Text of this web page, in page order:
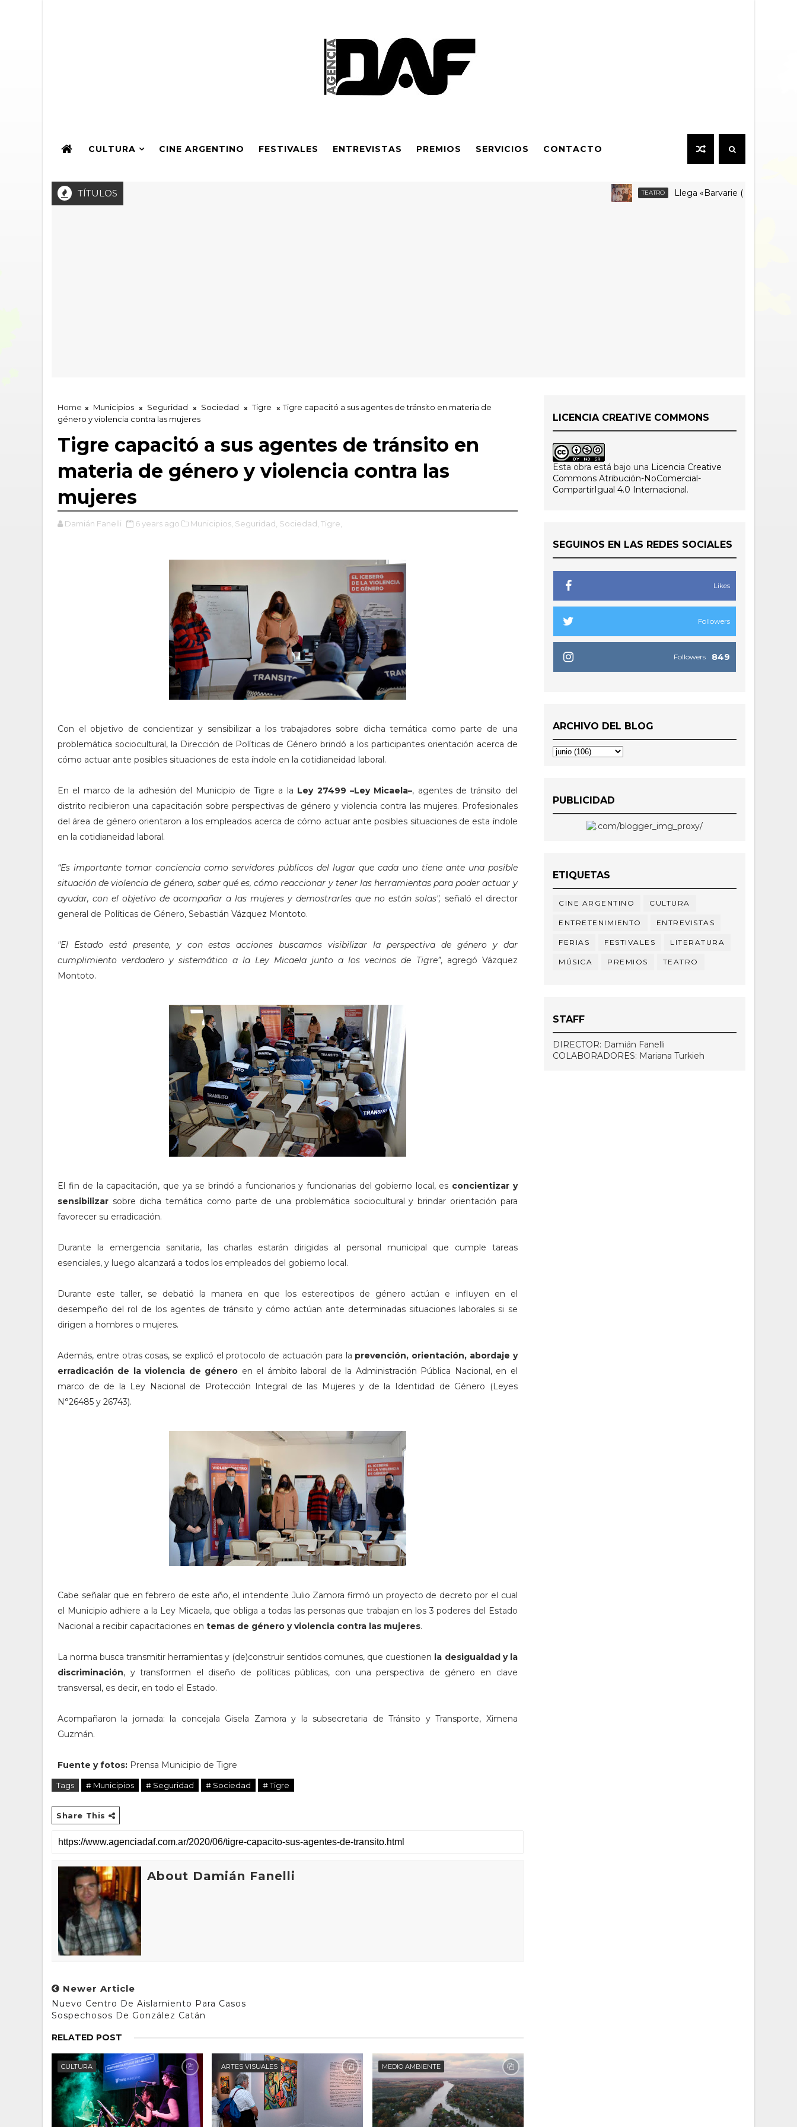
CULTURA CINE ARGENTINO FESTIVALES ENTREVISTAS PREMIOS SERVICIOS CONTACTO
TÍTULOS TEATRO Llega «Barvarie (con v corta)» a
Home Municipios Seguridad Sociedad Tigre
Tigre capacitó a sus agentes de tránsito en materia de
género y violencia contra las mujeres
Tigre capacitó a sus agentes de tránsito en
materia de género y violencia contra las
mujeres
Damián Fanelli 6 years ago Municipios, Seguridad, Sociedad, Tigre,
Con el objetivo de concientizar y sensibilizar a los trabajadores sobre dicha temática como parte de una
problemática sociocultural, la Dirección de Políticas de Género brindó a los participantes orientación acerca de
cómo actuar ante posibles situaciones de esta índole en la cotidianeidad laboral.
En el marco de la adhesión del Municipio de Tigre a la Ley 27499 –Ley Micaela–, agentes de tránsito del
distrito recibieron una capacitación sobre perspectivas de género y violencia contra las mujeres. Profesionales
del área de género orientaron a los empleados acerca de cómo actuar ante posibles situaciones de esta índole
en la cotidianeidad laboral.
“Es importante tomar conciencia como servidores públicos del lugar que cada uno tiene ante una posible
situación de violencia de género, saber qué es, cómo reaccionar y tener las herramientas para poder actuar y
ayudar, con el objetivo de acompañar a las mujeres y demostrarles que no están solas", señaló el director
general de Políticas de Género, Sebastián Vázquez Montoto.
"El Estado está presente, y con estas acciones buscamos visibilizar la perspectiva de género y dar
cumplimiento verdadero y sistemático a la Ley Micaela junto a los vecinos de Tigre”, agregó Vázquez
Montoto.
El fin de la capacitación, que ya se brindó a funcionarios y funcionarias del gobierno local, es concientizar y
sensibilizar sobre dicha temática como parte de una problemática sociocultural y brindar orientación para
favorecer su erradicación.
Durante la emergencia sanitaria, las charlas estarán dirigidas al personal municipal que cumple tareas
esenciales, y luego alcanzará a todos los empleados del gobierno local.
Durante este taller, se debatió la manera en que los estereotipos de género actúan e influyen en el
desempeño del rol de los agentes de tránsito y cómo actúan ante determinadas situaciones laborales si se
dirigen a hombres o mujeres.
Además, entre otras cosas, se explicó el protocolo de actuación para la prevención, orientación, abordaje y
erradicación de la violencia de género en el ámbito laboral de la Administración Pública Nacional, en el
marco de de la Ley Nacional de Protección Integral de las Mujeres y de la Identidad de Género (Leyes
N°26485 y 26743).
Cabe señalar que en febrero de este año, el intendente Julio Zamora firmó un proyecto de decreto por el cual
el Municipio adhiere a la Ley Micaela, que obliga a todas las personas que trabajan en los 3 poderes del Estado
Nacional a recibir capacitaciones en temas de género y violencia contra las mujeres.
La norma busca transmitir herramientas y (de)construir sentidos comunes, que cuestionen la desigualdad y la
discriminación, y transformen el diseño de políticas públicas, con una perspectiva de género en clave
transversal, es decir, en todo el Estado.
Acompañaron la jornada: la concejala Gisela Zamora y la subsecretaria de Tránsito y Transporte, Ximena
Guzmán.
Fuente y fotos: Prensa Municipio de Tigre
Tags # Municipios # Seguridad # Sociedad # Tigre
Share This
About Damián Fanelli
Newer Article
Nuevo Centro De Aislamiento Para Casos
Sospechosos De González Catán
RELATED POST
CULTURA ARTES VISUALES MEDIO AMBIENTE
LICENCIA CREATIVE COMMONS
Esta obra está bajo una Licencia Creative
Commons Atribución-NoComercial-
CompartirIgual 4.0 Internacional.
SEGUINOS EN LAS REDES SOCIALES
Likes
Followers
849
Followers
ARCHIVO DEL BLOG
PUBLICIDAD
ETIQUETAS
CINE ARGENTINO CULTURA
ENTRETENIMIENTO ENTREVISTAS
FERIAS FESTIVALES LITERATURA
MÚSICA PREMIOS TEATRO
STAFF
DIRECTOR: Damián Fanelli
COLABORADORES: Mariana Turkieh